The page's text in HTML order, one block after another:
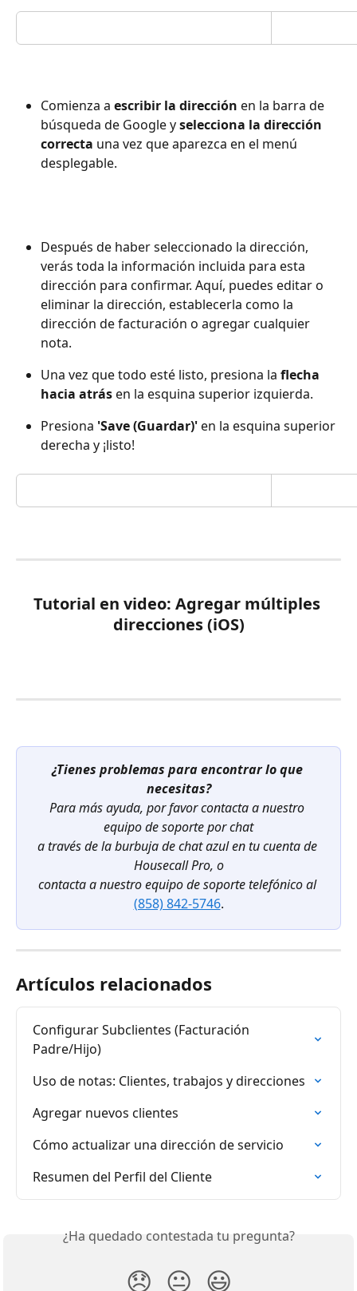
Comienza a escribir la dirección en la barra de
búsqueda de Google y selecciona la dirección
correcta una vez que aparezca en el menú
desplegable.
Después de haber seleccionado la dirección,
verás toda la información incluida para esta
dirección para confirmar. Aquí, puedes editar o
eliminar la dirección, establecerla como la
dirección de facturación o agregar cualquier
nota.
Una vez que todo esté listo, presiona la flecha
hacia atrás en la esquina superior izquierda.
Presiona 'Save (Guardar)' en la esquina superior
derecha y ¡listo!
Tutorial en video: Agregar múltiples
direcciones (iOS)
¿Tienes problemas para encontrar lo que
necesitas?
Para más ayuda, por favor contacta a nuestro
equipo de soporte por chat
a través de la burbuja de chat azul en tu cuenta de
Housecall Pro, o
contacta a nuestro equipo de soporte telefónico al
(858) 842-5746.
Artículos relacionados
Configurar Subclientes (Facturación
Padre/Hijo)
Uso de notas: Clientes, trabajos y direcciones
Agregar nuevos clientes
Cómo actualizar una dirección de servicio
Resumen del Perfil del Cliente
¿Ha quedado contestada tu pregunta?
😞 😐 😃